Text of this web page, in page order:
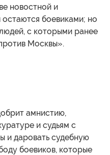
новостной и
боевиками; но
с которыми ранее
Москвы».
амнистию,
и судьям с
и даровать судебную
боевиков, которые